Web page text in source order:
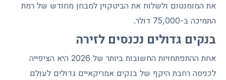
את המומנטום ולשלוח את הביטקוין למבחן מחודש של רמת
התמיכה ב-75,000 דולר.
בנקים גדולים נכנסים לזירה
אחת ההתפתחויות החשובות ביותר של 2026 היא הציפייה
לכניסה רחבת היקף של בנקים אמריקאיים גדולים לעולם